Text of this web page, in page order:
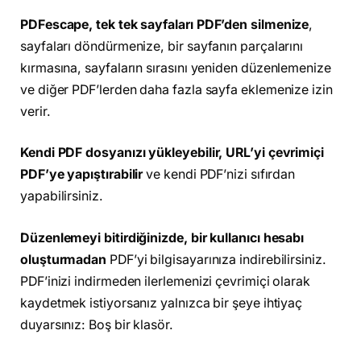
PDFescape, tek tek sayfaları PDF’den silmenize,
sayfaları döndürmenize, bir sayfanın parçalarını
kırmasına, sayfaların sırasını yeniden düzenlemenize
ve diğer PDF’lerden daha fazla sayfa eklemenize izin
verir.
Kendi PDF dosyanızı yükleyebilir, URL’yi çevrimiçi
PDF’ye yapıştırabilirve kendi PDF’nizi sıfırdan
yapabilirsiniz.
Düzenlemeyi bitirdiğinizde, bir kullanıcı hesabı
oluşturmadan PDF’yi bilgisayarınıza indirebilirsiniz.
PDF’inizi indirmeden ilerlemenizi çevrimiçi olarak
kaydetmek istiyorsanız yalnızca bir şeye ihtiyaç
duyarsınız: Boş bir klasör.